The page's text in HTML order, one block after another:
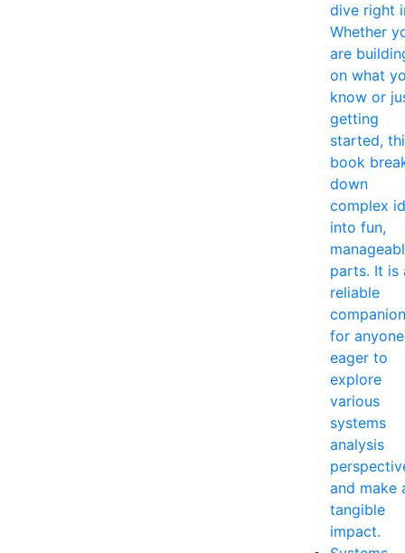
dive right
Whether
are
on what
know or
getting
started,
book
down
complex
into fun,
parts. It is
reliable
companion
for anyone
eager to
explore
various
systems
analysis
and make
tangible
impact.